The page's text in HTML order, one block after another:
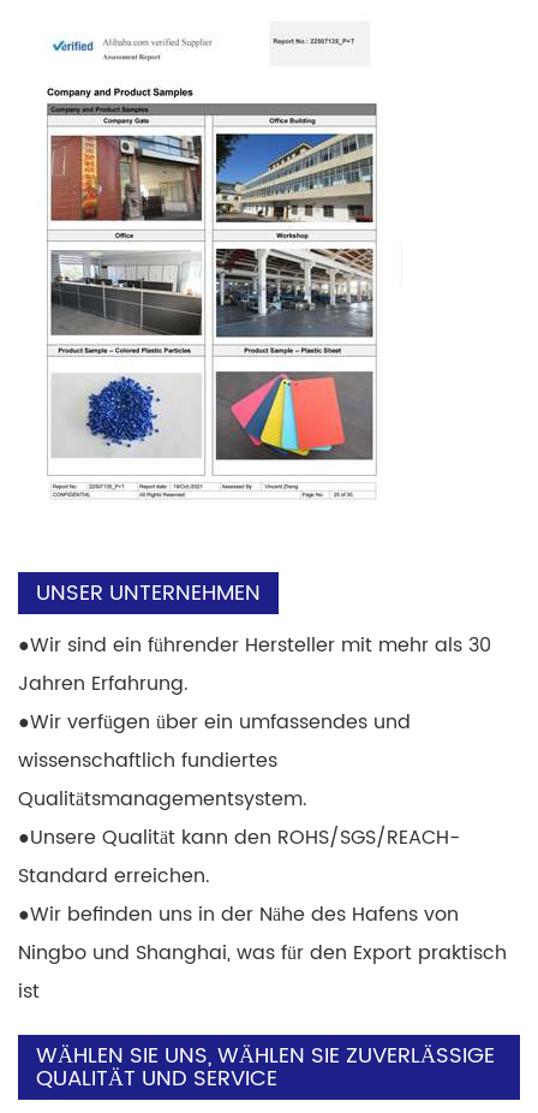
UNSER UNTERNEHMEN
●Wir sind ein führender Hersteller mit mehr als 30
Jahren Erfahrung.
●Wir verfügen über ein umfassendes und
wissenschaftlich fundiertes
Qualitätsmanagementsystem.
●Unsere Qualität kann den ROHS/SGS/REACH-
Standard erreichen.
●Wir befinden uns in der Nähe des Hafens von
Ningbo und Shanghai, was für den Export praktisch
ist
WÄHLEN SIE UNS, WÄHLEN SIE ZUVERLÄSSIGE
QUALITÄT UND SERVICE